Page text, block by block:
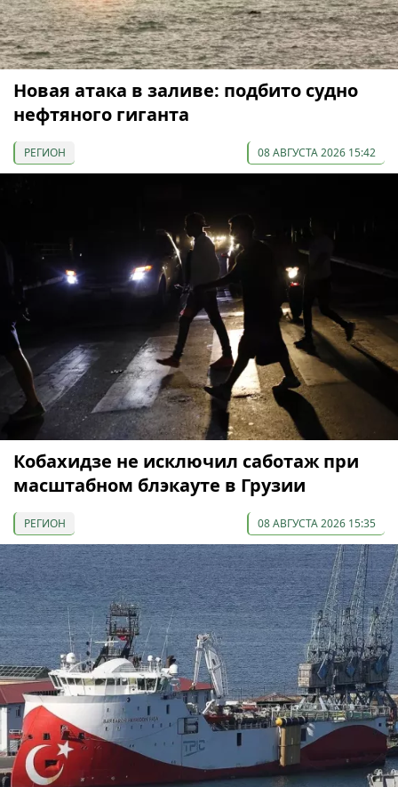
Новая атака в заливе: подбито судно
нефтяного гиганта
РЕГИОН 08 АВГУСТА 2026 15:42
Кобахидзе не исключил саботаж при
масштабном блэкауте в Грузии
РЕГИОН 08 АВГУСТА 2026 15:35